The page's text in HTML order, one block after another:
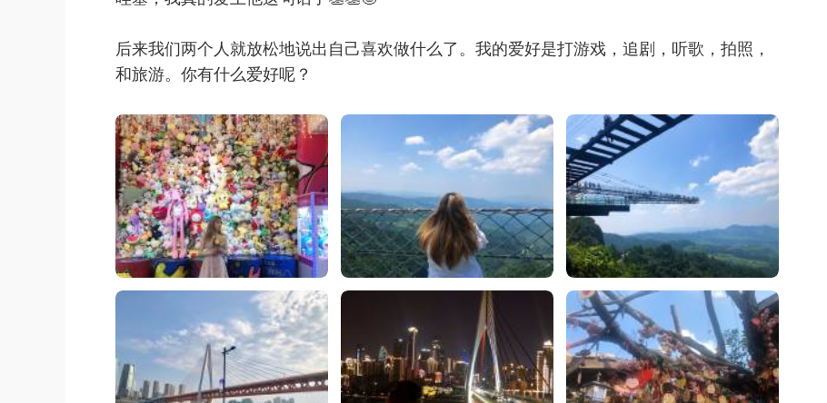
后来我们两个人就放松地说出自己喜欢做什么了。我的爱好是打游戏，追剧，听歌，拍照，
和旅游。你有什么爱好呢？